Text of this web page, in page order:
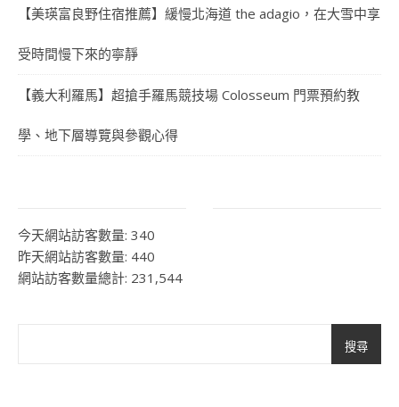
【美瑛富良野住宿推薦】緩慢北海道 the adagio，在大雪中享
受時間慢下來的寧靜
【義大利羅馬】超搶手羅馬競技場 Colosseum 門票預約教
學、地下層導覽與參觀心得
今天網站訪客數量: 340
昨天網站訪客數量: 440
網站訪客數量總計: 231,544
搜尋